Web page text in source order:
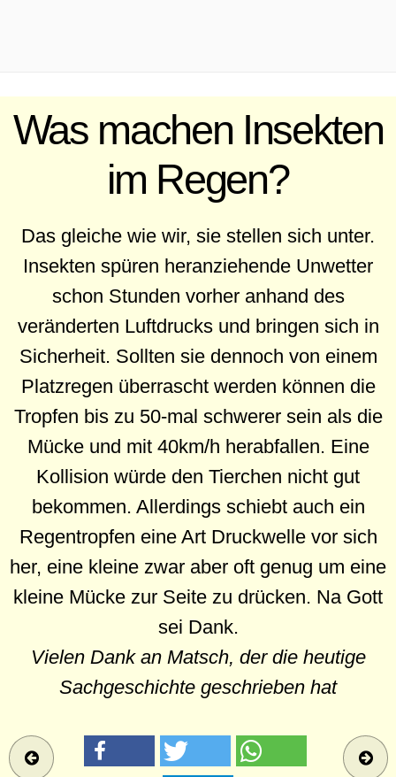
Was machen Insekten
im Regen?
Das gleiche wie wir, sie stellen sich unter.
Insekten spüren heranziehende Unwetter
schon Stunden vorher anhand des
veränderten Luftdrucks und bringen sich in
Sicherheit. Sollten sie dennoch von einem
Platzregen überrascht werden können die
Tropfen bis zu 50-mal schwerer sein als die
Mücke und mit 40km/h herabfallen. Eine
Kollision würde den Tierchen nicht gut
bekommen. Allerdings schiebt auch ein
Regentropfen eine Art Druckwelle vor sich
her, eine kleine zwar aber oft genug um eine
kleine Mücke zur Seite zu drücken. Na Gott
sei Dank.
Vielen Dank an Matsch, der die heutige
Sachgeschichte geschrieben hat